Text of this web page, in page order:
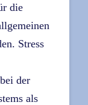
die
Stress
der
als